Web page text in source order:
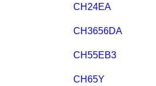
CH24EA
CH3656DA
CH55EB3
CH65Y